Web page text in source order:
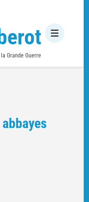
Grande Guerre